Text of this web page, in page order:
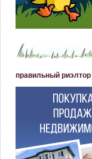
правильный риэлтор